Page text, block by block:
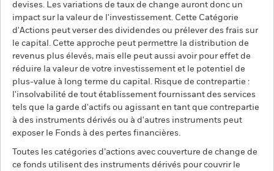
devises. Les variations de taux de change auront donc un
impact sur la valeur de l'investissement. Cette Catégorie
d'Actions peut verser des dividendes ou prélever des frais sur
le capital. Cette approche peut permettre la distribution de
revenus plus élevés, mais elle peut aussi avoir pour effet de
réduire la valeur de votre investissement et le potentiel de
plus-value à long terme du capital. Risque de contrepartie :
l'insolvabilité de tout établissement fournissant des services
tels que la garde d'actifs ou agissant en tant que contrepartie
à des instruments dérivés ou à d'autres instruments peut
exposer le Fonds à des pertes financières.
Toutes les catégories d’actions avec couverture de change de
ce fonds utilisent des instruments dérivés pour couvrir le